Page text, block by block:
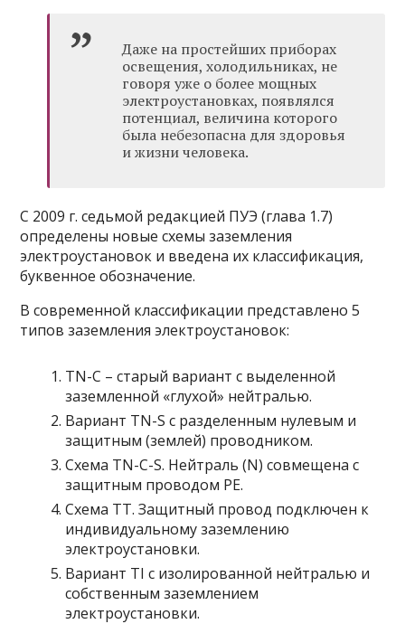
Даже на простейших приборах
освещения, холодильниках, не
говоря уже о более мощных
электроустановках, появлялся
потенциал, величина которого
была небезопасна для здоровья
и жизни человека.
С 2009 г. седьмой редакцией ПУЭ (глава 1.7)
определены новые схемы заземления
электроустановок и введена их классификация,
буквенное обозначение.
В современной классификации представлено 5
типов заземления электроустановок:
TN-C – старый вариант с выделенной
заземленной «глухой» нейтралью.
Вариант TN-S с разделенным нулевым и
защитным (землей) проводником.
Схема TN-C-S. Нейтраль (N) совмещена с
защитным проводом РЕ.
Схема ТТ. Защитный провод подключен к
индивидуальному заземлению
электроустановки.
Вариант TI с изолированной нейтралью и
собственным заземлением
электроустановки.